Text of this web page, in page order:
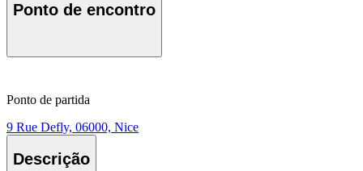
Ponto de encontro
Ponto de partida
9 Rue Defly, 06000, Nice
Descrição